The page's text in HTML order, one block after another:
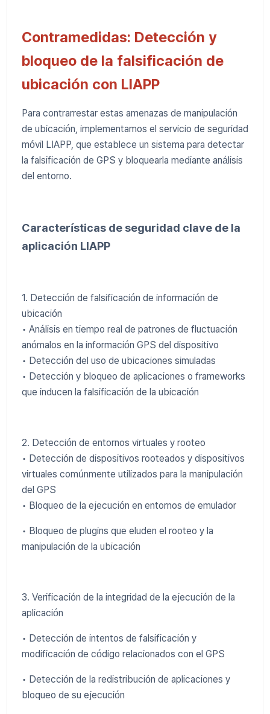
Contramedidas: Detección y
bloqueo de la falsificación de
ubicación con LIAPP
Para contrarrestar estas amenazas de manipulación
de ubicación, implementamos el servicio de seguridad
móvil LIAPP, que establece un sistema para detectar
la falsificación de GPS y bloquearla mediante análisis
del entorno.
Características de seguridad clave de la
aplicación LIAPP
1. Detección de falsificación de información de
ubicación
• Análisis en tiempo real de patrones de fluctuación
anómalos en la información GPS del dispositivo
• Detección del uso de ubicaciones simuladas
• Detección y bloqueo de aplicaciones o frameworks
que inducen la falsificación de la ubicación
2. Detección de entornos virtuales y rooteo
• Detección de dispositivos rooteados y dispositivos
virtuales comúnmente utilizados para la manipulación
del GPS
• Bloqueo de la ejecución en entornos de emulador
• Bloqueo de plugins que eluden el rooteo y la
manipulación de la ubicación
3. Verificación de la integridad de la ejecución de la
aplicación
• Detección de intentos de falsificación y
modificación de código relacionados con el GPS
• Detección de la redistribución de aplicaciones y
bloqueo de su ejecución